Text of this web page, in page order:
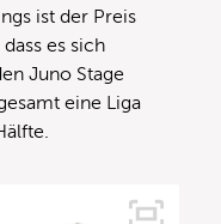
ist der Preis
es sich
Juno Stage
eine Liga